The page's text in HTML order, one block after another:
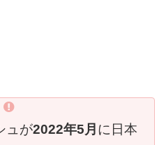
ュが2022年5月 に日本